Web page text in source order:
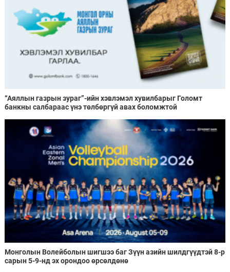
“Аяллын газрын зураг”-ийн хэвлэмэл хувилбарыг Голомт
банкны салбараас үнэ төлбөргүй авах боломжтой
Монголын Волейболын шигшээ баг Зүүн азийн шилдгүүдтэй 8-р
сарын 5-9-нд эх орондоо өрсөлдөнө